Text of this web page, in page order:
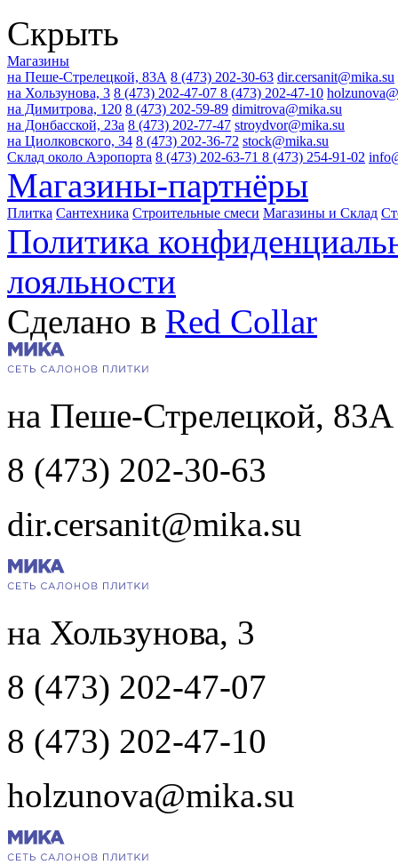
Скрыть
Магазины
на Пеше-Стрелецкой, 83А 8 (473) 202-30-63 dir.cersanit@mika.su
на Хользунова, 3 8 (473) 202-47-07 8 (473) 202-47-10
на Димитрова, 120 8 (473) 202-59-89 dimitrova@mika.su
на Донбасской, 23а 8 (473) 202-77-47 stroydvor@mika.su
на Циолковского, 34 8 (473) 202-36-72 stock@mika.su
Склад около Аэропорта 8 (473) 202-63-71 8 (473) 254-91-02
Магазины-партнёры
Плитка Сантехника Строительные смеси Магазины и Склад
Политика
лояльности
Сделано в Red Collar
на Пеше-Стрелецкой, 83А
8 (473) 202-30-63
dir.cersanit@mika.su
на Хользунова, 3
8 (473) 202-47-07
8 (473) 202-47-10
holzunova@mika.su